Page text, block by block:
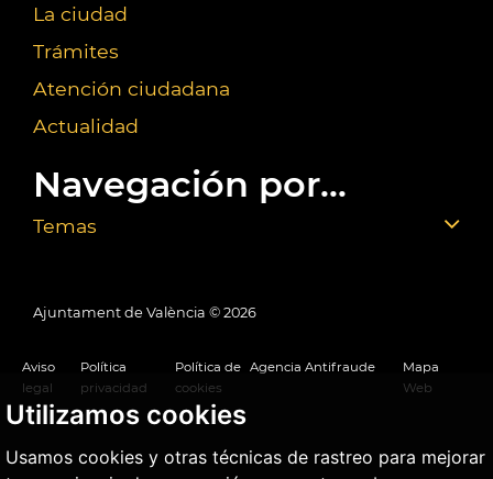
Utilizamos cookies
Usamos cookies y otras técnicas de rastreo para mejorar
La ciudad
Trámites
Atención ciudadana
Actualidad
Navegación por...
Temas
Ajuntament de València © 2026
Aviso
legal
Política
privacidad
Política de
cookies
Agencia Antifraude
Mapa
Web